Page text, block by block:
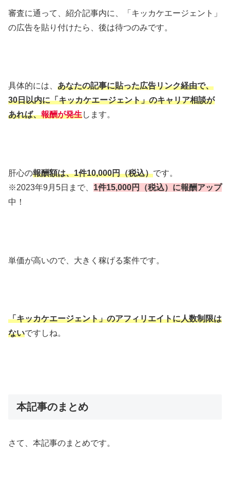
審査に通って、紹介記事内に、「キッカケエージェント」
の広告を貼り付けたら、後は待つのみです。
具体的には、 あなたの記事に貼った広告リンク経由で、
30日以内に「キッカケエージェント」のキャリア相談が
あれば、報酬が発生します。
肝心の報酬額は、1件10,000円（税込）です。
※2023年9月5日まで、 1件15,000円（税込）に報酬アップ
中！
単価が高いので、大きく稼げる案件です。
「キッカケエージェント」のアフィリエイトに人数制限は
ないですしね。
本記事のまとめ
さて、本記事のまとめです。